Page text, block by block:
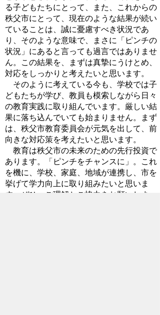
る子どもたちにとって、また、これからの
秩父市にとって、現在のような結果が続い
ていることは、誠に憂慮すべき状況であ
り、そのような意味で、まさに「ピンチの
状況」にあると言っても過言ではありませ
ん。この結果を、まずは真摯にうけとめ、
対応をしっかりと考えたいと思います。
そのように考えている今も、学校では子
どもたちが学び、教員も模索しながら日々
の教育実践に取り組んでいます。厳しい結
果に落ち込んでいても始まりません。まず
は、秩父市教育委員会が元気を出して、前
向きな対応策を考えたいと思います。
教育は秩父市の未来のための先行投資で
あります。「ピンチをチャンスに」。これ
を機に、学校、家庭、地域が連携し、市を
挙げて学力向上に取り組みたいと思いま
す。ぜひ、ご理解とご協力をお願いしま